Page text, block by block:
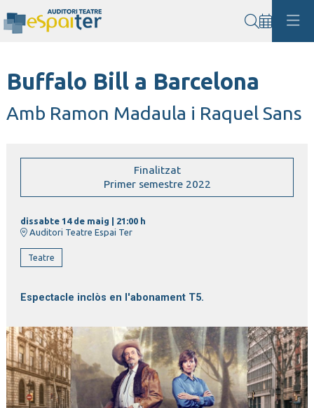
Buffalo Bill a Barcelona
Amb Ramon Madaula i Raquel Sans
Finalitzat
Primer semestre 2022
dissabte 14 de maig
21:00 h
Auditori Teatre Espai Ter
Teatre
Espectacle inclòs en l'abonament T5.